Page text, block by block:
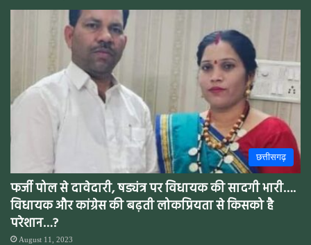
छत्तीसगढ़
फर्जी पोल से दावेदारी, षड्यंत्र पर विधायक की सादगी भारी….
विधायक और कांग्रेस की बढ़ती लोकप्रियता से किसको है
परेशान…?
August 11, 2023